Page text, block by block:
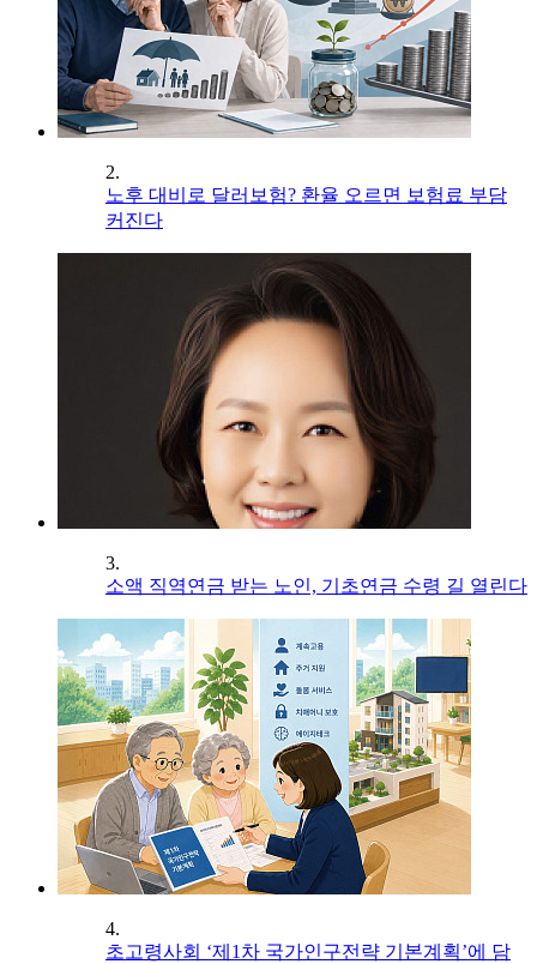
2.
노후 대비로 달러보험? 환율 오르면 보험료 부담
커진다
3.
소액 직역연금 받는 노인, 기초연금 수령 길 열린다
4.
초고령사회 ‘제1차 국가인구전략 기본계획’에 담